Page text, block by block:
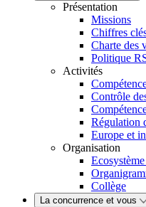
Présentation
Missions
Chiffres
Charte des
Politique
Activités
Contrôle
Régulation
Europe et
Organisation
Collège
La concurrence et vous